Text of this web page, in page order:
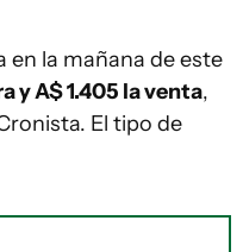
en la mañana de este
y A$ 1.405 la venta,
El tipo de